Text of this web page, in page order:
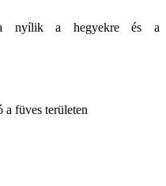
nyílik a hegyekre és a
a füves területen